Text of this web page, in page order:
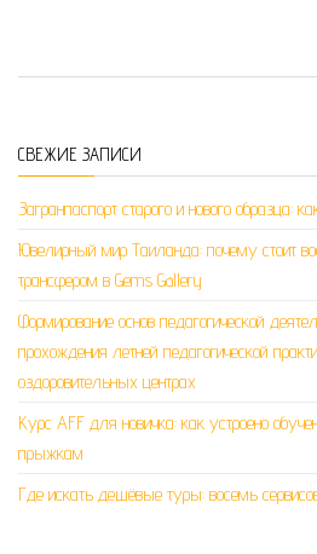
СВЕЖИЕ ЗАПИСИ
Загранпаспорт старого и нового образца:
Ювелирный мир Таиланда: почему стоит
трансфером в Gems Gallery
Формирование основ педагогической
прохождения летней педагогической
оздоровительных центрах
Курс AFF для новичка: как устроено
прыжкам
Где искать дешёвые туры: восемь